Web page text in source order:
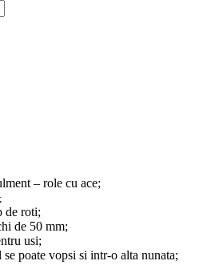
– role cu ace;
de roti;
de 50 mm;
usi;
poate vopsi si intr-o alta nunata;